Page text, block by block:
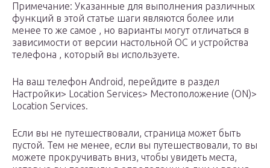
Примечание: Указанные для выполнения различных
функций в этой статье шаги являются более или
менее то же самое , но варианты могут отличаться в
зависимости от версии настольной ОС и устройства
телефона , который вы используете.
На ваш телефон Android, перейдите в раздел
Настройки> Location Services> Местоположение (ON)>
Location Services.
Если вы не путешествовали, страница может быть
пустой. Тем не менее, если вы путешествовали, то вы
можете прокручивать вниз, чтобы увидеть места,